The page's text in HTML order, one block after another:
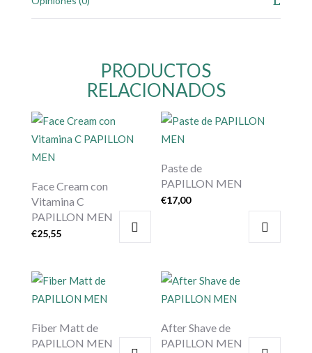
PRODUCTOS
RELACIONADOS
Face Cream con
Vitamina C
PAPILLON MEN
€25,55
Paste de
PAPILLON MEN
€17,00
Fiber Matt de
PAPILLON MEN
After Shave de
PAPILLON MEN